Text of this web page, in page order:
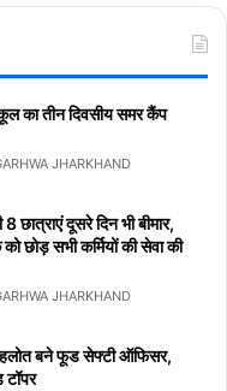
का तीन दिवसीय समर कैंप
JHARKHAND
छात्राएं दूसरे दिन भी बीमार,
छोड़ सभी कर्मियों की सेवा की
JHARKHAND
बने फूड सेफ्टी ऑफिसर,